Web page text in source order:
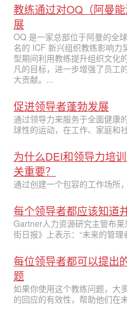
教练通过对OQ（阿曼
展
OQ 是一家总部位于阿曼的全
名的 ICF 新兴组织教练影响力
型期间利用教练提升组织文化
凡的目标，进一步增强了员工
大贡献。...
促进领导者蓬勃发展
通过领导力来服务于全面健康
球性的运动，在工作、家庭和
为什么DEI和领导力培
关重要？
通过创建一个包容的工作场所
每个领导者都应该知道
Gartner人力资源研究主管布
街日报》上表示：“未来的管理
每位领导者都可以提出
题
如果你使用这个教练问题，大
的回应的有效性，帮助他们在